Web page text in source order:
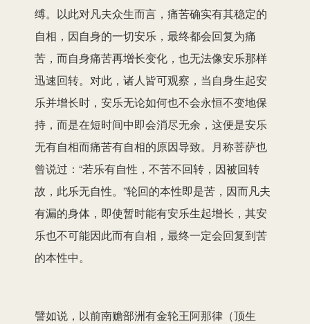
缚。以此对凡夫众生而言，痛苦确实有其稳定的
自相，因自身的一切安乐，最终都会回复为痛
苦，而自身痛苦再增长变化，也无法像安乐那样
迅速回转。对此，诸人皆可观察，当自身生起安
乐并增长时，安乐无论如何也不会永恒不变地保
持，而是在短时间中即会消尽无余，这便是安乐
无有自相而痛苦有自相的原因导致。月称菩萨也
曾说过：“若乐有自性，不苦不回转，因被回转
故，此乐无自性。”轮回的本性即是苦，因而凡夫
有漏的身体，即使暂时能有安乐生起增长，其安
乐也不可能因此而有自相，最终一定会回复到苦
的本性中。
譬如说，以前南赡部洲有金轮王阿那律（顶生